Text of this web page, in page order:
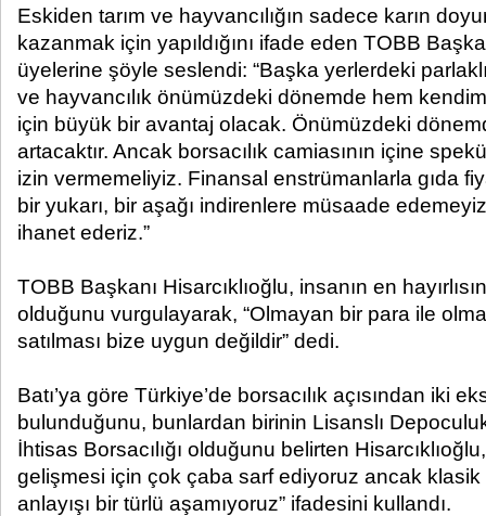
Eskiden tarım ve hayvancılığın sadece karın
kazanmak için yapıldığını ifade eden TOBB
üyelerine şöyle seslendi: “Başka yerlerdeki
ve hayvancılık önümüzdeki dönemde hem
için büyük bir avantaj olacak. Önümüzdeki
artacaktır. Ancak borsacılık camiasının içine
izin vermemeliyiz. Finansal enstrümanlarla gıda
bir yukarı, bir aşağı indirenlere müsaade
ihanet ederiz.”
TOBB Başkanı Hisarcıklıoğlu, insanın en
olduğunu vurgulayarak, “Olmayan bir para ile
satılması bize uygun değildir” dedi.
Batı’ya göre Türkiye’de borsacılık açısından iki
bulunduğunu, bunlardan birinin Lisanslı
İhtisas Borsacılığı olduğunu belirten
gelişmesi için çok çaba sarf ediyoruz ancak
anlayışı bir türlü aşamıyoruz” ifadesini kullandı.